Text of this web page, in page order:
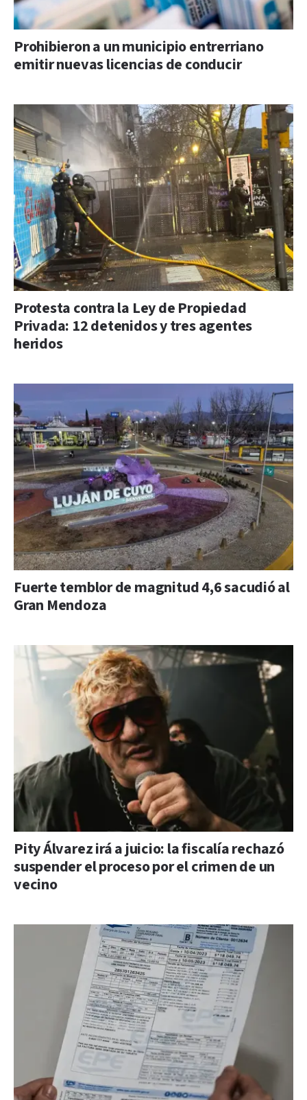
Prohibieron a un municipio entrerriano
emitir nuevas licencias de conducir
Protesta contra la Ley de Propiedad
Privada: 12 detenidos y tres agentes
heridos
Fuerte temblor de magnitud 4,6 sacudió al
Gran Mendoza
Pity Álvarez irá a juicio: la fiscalía rechazó
suspender el proceso por el crimen de un
vecino